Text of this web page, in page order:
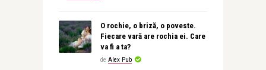
O rochie, o briză, o poveste.
Fiecare vară are rochia ei. Care
va fi a ta?
de Alex Pub